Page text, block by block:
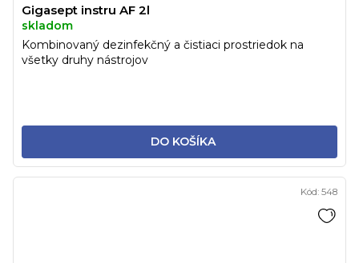
Gigasept instru AF 2l
skladom
DO KOŠÍKA
Kombinovaný dezinfekčný a čistiaci prostriedok na
všetky druhy nástrojov
Kód: 548